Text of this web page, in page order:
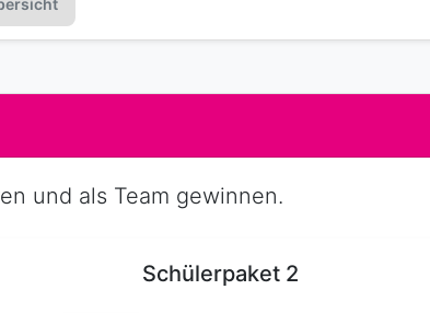
und als Team gewinnen.
Schülerpaket 2